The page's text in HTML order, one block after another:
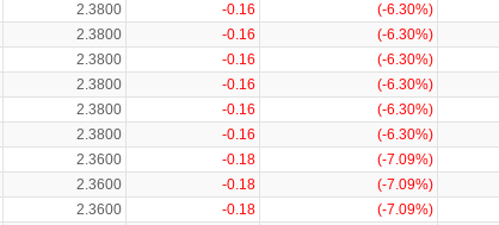
2.3800 -0.16 (-6.30%)
2.3800 -0.16 (-6.30%)
2.3800 -0.16 (-6.30%)
2.3800 -0.16 (-6.30%)
2.3800 -0.16 (-6.30%)
2.3800 -0.16 (-6.30%)
2.3600 -0.18 (-7.09%)
2.3600 -0.18 (-7.09%)
2.3600 -0.18 (-7.09%)